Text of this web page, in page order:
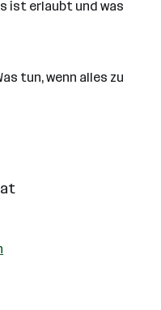
ist erlaubt und was
tun, wenn alles zu